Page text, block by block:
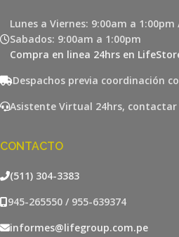
Lunes a Viernes: 9:00am a
Sabados: 9:00am a 1:00pm
Compra en linea 24hrs en
Despachos previa coordinación
Asistente Virtual 24hrs,
CONTACTO
(511) 304-3383
945-265550 / 955-639374
informes@lifegroup.com.pe